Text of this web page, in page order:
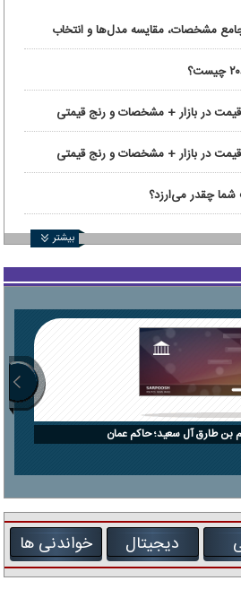
مشخصات، مقایسه مدل‌ها و انتخاب
در بازار + مشخصات و رنج قیمتی
در بازار + مشخصات و رنج قیمتی
چقدر می‌ارزد؟
بیشتر
بن طارق آل سعید؛ حاکم عمان
دیجیتال خواندنی ها